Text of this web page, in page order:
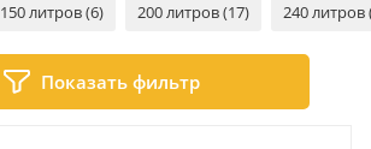
150 литров (6) 200 литров (17) 240 литров
Показать фильтр